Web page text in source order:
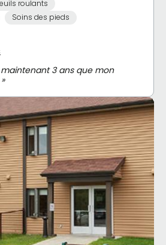
roulants
Soins des pieds
maintenant 3 ans que mon